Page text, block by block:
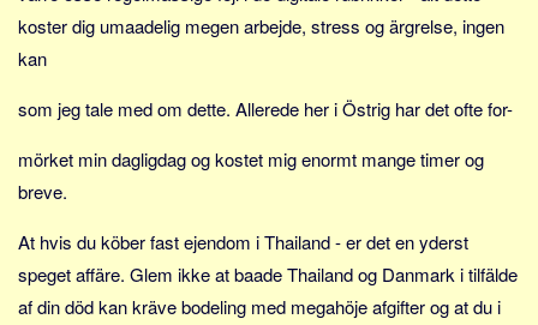
Meta
Emner
Skribenter
Personer
Om
koster dig umaadelig megen arbejde, stress og ärgrelse, ingen
kan
som jeg tale med om dette. Allerede her i Östrig har det ofte for-
mörket min dagligdag og kostet mig enormt mange timer og
breve.
At hvis du köber fast ejendom i Thailand - er det en yderst
speget affäre. Glem ikke at baade Thailand og Danmark i tilfälde
af din död kan kräve bodeling med megahöje afgifter og at du i